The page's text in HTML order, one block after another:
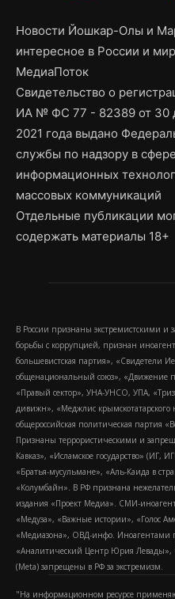
Новости Йошкар-Олы и
интересное в России и
МедиаПоток
Свидетельство о
ИА № ФС 77 - 82389 от 30
2021 года выдано
службы по надзору в
информационных
массовых коммуникаций
Отдельные публикации
содержать материалы 18+
В России признаны экстремистскими
борьбы с коррупцией, признан
большевистская партия», «Свидетели
общенациональный союз», «Движение
«Правый сектор», УНА-УНСО, УПА,
дивижн», «Меджлис крымскотатарского
общероссийская политическая партия
Признаны террористическими и
Кавказ», «Исламское государство»
«Братья-мусульмане», «Аль-Каида в
«Колумбайн». В РФ признана
издания «Проект Медиа». СМИ-
«Медуза», «Важные истории», «Голос
«Медиазона», ОВД-инфо. Иноагентами
«Аналитический Центр Юрия Левады»,
(Metа) запрещены в РФ за экстремизм.
"На информационном ресурсе